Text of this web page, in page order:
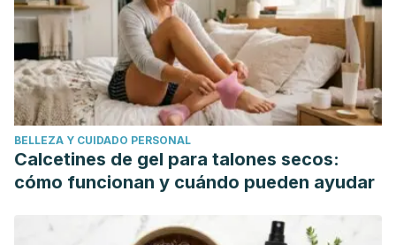
BELLEZA Y CUIDADO PERSONAL
Calcetines de gel para talones secos:
cómo funcionan y cuándo pueden ayudar